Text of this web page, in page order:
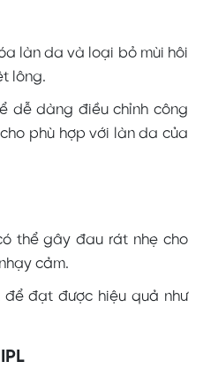
làn da và loại bỏ mùi hôi
lông.
dễ dàng điều chỉnh công
phù hợp với làn da của
thể gây đau rát nhẹ cho
cảm.
để đạt được hiệu quả như